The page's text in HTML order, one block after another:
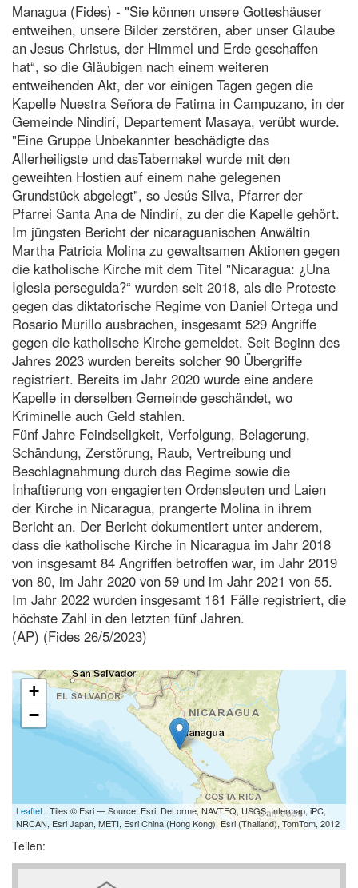
Managua (Fides) - "Sie können unsere Gotteshäuser
entweihen, unsere Bilder zerstören, aber unser Glaube
an Jesus Christus, der Himmel und Erde geschaffen
hat“, so die Gläubigen nach einem weiteren
entweihenden Akt, der vor einigen Tagen gegen die
Kapelle Nuestra Señora de Fatima in Campuzano, in der
Gemeinde Nindirí, Departement Masaya, verübt wurde.
"Eine Gruppe Unbekannter beschädigte das
Allerheiligste und dasTabernakel wurde mit den
geweihten Hostien auf einem nahe gelegenen
Grundstück abgelegt", so Jesús Silva, Pfarrer der
Pfarrei Santa Ana de Nindirí, zu der die Kapelle gehört.
Im jüngsten Bericht der nicaraguanischen Anwältin
Martha Patricia Molina zu gewaltsamen Aktionen gegen
die katholische Kirche mit dem Titel "Nicaragua: ¿Una
Iglesia perseguida?“ wurden seit 2018, als die Proteste
gegen das diktatorische Regime von Daniel Ortega und
Rosario Murillo ausbrachen, insgesamt 529 Angriffe
gegen die katholische Kirche gemeldet. Seit Beginn des
Jahres 2023 wurden bereits solcher 90 Übergriffe
registriert. Bereits im Jahr 2020 wurde eine andere
Kapelle in derselben Gemeinde geschändet, wo
Kriminelle auch Geld stahlen.
Fünf Jahre Feindseligkeit, Verfolgung, Belagerung,
Schändung, Zerstörung, Raub, Vertreibung und
Beschlagnahmung durch das Regime sowie die
Inhaftierung von engagierten Ordensleuten und Laien
der Kirche in Nicaragua, prangerte Molina in ihrem
Bericht an. Der Bericht dokumentiert unter anderem,
dass die katholische Kirche in Nicaragua im Jahr 2018
von insgesamt 84 Angriffen betroffen war, im Jahr 2019
von 80, im Jahr 2020 von 59 und im Jahr 2021 von 55.
Im Jahr 2022 wurden insgesamt 161 Fälle registriert, die
höchste Zahl in den letzten fünf Jahren.
(AP) (Fides 26/5/2023)
+
−
Leaflet | Tiles © Esri — Source: Esri, DeLorme, NAVTEQ, USGS, Intermap, iPC,
NRCAN, Esri Japan, METI, Esri China (Hong Kong), Esri (Thailand), TomTom, 2012
Teilen: